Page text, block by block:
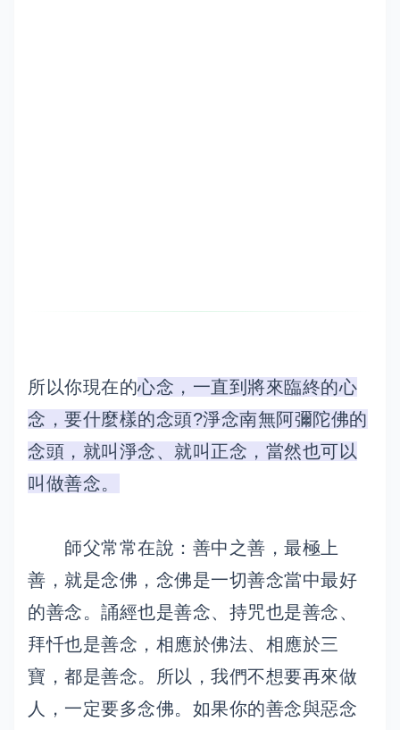
所以你現在的心念，一直到將來臨終的心
念，要什麼樣的念頭?淨念南無阿彌陀佛的
念頭，就叫淨念、就叫正念，當然也可以
叫做善念。
師父常常在說：善中之善，最極上
善，就是念佛，念佛是一切善念當中最好
的善念。誦經也是善念、持咒也是善念、
拜忏也是善念，相應於佛法、相應於三
寶，都是善念。所以，我們不想要再來做
人，一定要多念佛。如果你的善念與惡念